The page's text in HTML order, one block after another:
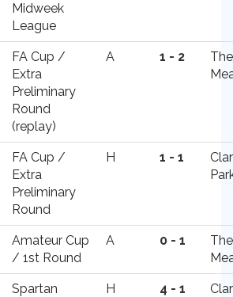
Midweek
League
FA Cup /
Extra
Preliminary
Round
(replay)
A 1 - 2
The
FA Cup /
Extra
Preliminary
Round
H 1 - 1
Amateur Cup
/ 1st Round
A 0 - 1
The
Spartan
H 4 - 1